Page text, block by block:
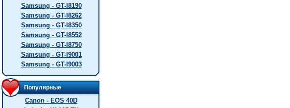
Samsung - GT-I8190
Samsung - GT-I8262
Samsung - GT-I8350
Samsung - GT-I8552
Samsung - GT-I8750
Samsung - GT-I9001
Samsung - GT-I9003
Популярные
Canon - EOS 40D